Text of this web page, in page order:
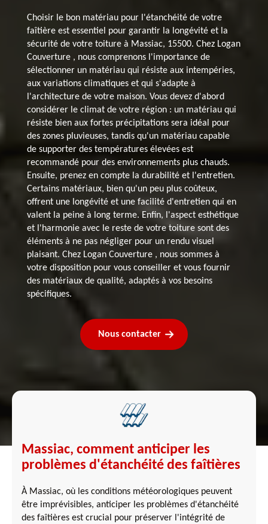
Choisir le bon matériau pour l'étanchéité de votre
faîtière est essentiel pour garantir la longévité et la
sécurité de votre toiture à Massiac, 15500. Chez Logan
Couverture , nous comprenons l'importance de
sélectionner un matériau qui résiste aux intempéries,
aux variations climatiques et qui s'adapte à
l'architecture de votre maison. Vous devez d'abord
considérer le climat de votre région : un matériau qui
résiste bien aux fortes précipitations sera idéal pour
des zones pluvieuses, tandis qu'un matériau capable
de supporter des températures élevées est
recommandé pour des environnements plus chauds.
Ensuite, prenez en compte la durabilité et l'entretien.
Certains matériaux, bien qu'un peu plus coûteux,
offrent une longévité et une facilité d'entretien qui en
valent la peine à long terme. Enfin, l'aspect esthétique
et l'harmonie avec le reste de votre toiture sont des
éléments à ne pas négliger pour un rendu visuel
plaisant. Chez Logan Couverture , nous sommes à
votre disposition pour vous conseiller et vous fournir
des matériaux de qualité, adaptés à vos besoins
spécifiques.
Nous contacter
Massiac, comment anticiper les
problèmes d'étanchéité des faîtières
À Massiac, où les conditions météorologiques peuvent
être imprévisibles, anticiper les problèmes d'étanchéité
des faîtières est crucial pour préserver l'intégrité de